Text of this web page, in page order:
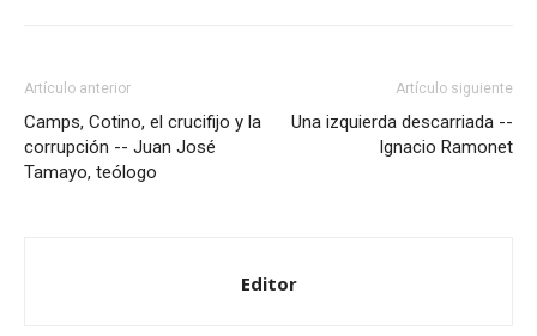
Artículo anterior
Camps, Cotino, el crucifijo y la
corrupción -- Juan José
Tamayo, teólogo
Artículo siguiente
Una izquierda descarriada --
Ignacio Ramonet
Editor